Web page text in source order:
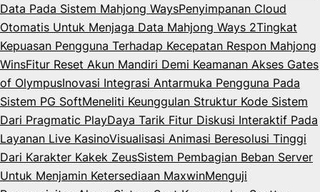
Data Pada Sistem Mahjong WaysPenyimpanan Cloud
Otomatis Untuk Menjaga Data Mahjong Ways 2Tingkat
Kepuasan Pengguna Terhadap Kecepatan Respon Mahjong
WinsFitur Reset Akun Mandiri Demi Keamanan Akses Gates
of OlympusInovasi Integrasi Antarmuka Pengguna Pada
Sistem PG SoftMeneliti Keunggulan Struktur Kode Sistem
Dari Pragmatic PlayDaya Tarik Fitur Diskusi Interaktif Pada
Layanan Live KasinoVisualisasi Animasi Beresolusi Tinggi
Dari Karakter Kakek ZeusSistem Pembagian Beban Server
Untuk Menjamin Ketersediaan MaxwinMenguji